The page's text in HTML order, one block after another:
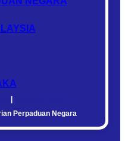
|
Perpaduan Negara